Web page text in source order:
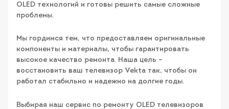
OLED технологий и готовы решить самые сложные
проблемы.
Мы гордимся тем, что предоставляем оригинальные
компоненты и материалы, чтобы гарантировать
высокое качество ремонта. Наша цель –
восстановить ваш телевизор Vekta так, чтобы он
работал стабильно и надежно на долгие годы.
Выбирая наш сервис по ремонту OLED телевизоров